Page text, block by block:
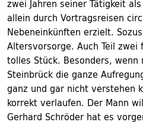
zwei Jahren seiner Tätigkeit
allein durch Vortragsreisen
Nebeneinkünften erzielt.
Altersvorsorge. Auch Teil
tolles Stück. Besonders,
Steinbrück die ganze
ganz und gar nicht verstehen
korrekt verlaufen. Der Mann
Gerhard Schröder hat es